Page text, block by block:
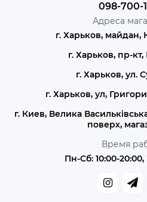
098-700-
Адреса
г. Харьков, майдан,
г. Харьков, пр-
г. Харьков, ул.
г. Харьков, ул,
г. Киев, Велика
поверх,
Время
Пн-Сб: 10:00-20:00,